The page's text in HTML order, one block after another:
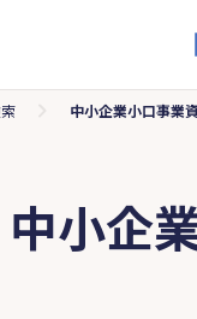
中小企業小口事業
中小企